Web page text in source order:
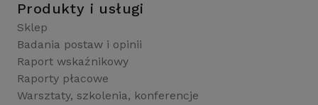
Produkty i usługi
Sklep
Badania postaw i opinii
Raport wskaźnikowy
Raporty płacowe
Warsztaty, szkolenia, konferencje